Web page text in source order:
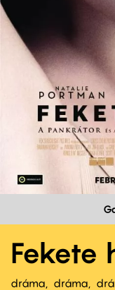
Fekete
dráma dráma